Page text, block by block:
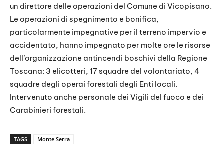
un direttore delle operazioni del Comune di Vicopisano.
Le operazioni di spegnimento e bonifica,
particolarmente impegnative per il terreno impervio e
accidentato, hanno impegnato per molte ore le risorse
dell’organizzazione antincendi boschivi della Regione
Toscana: 3 elicotteri, 17 squadre del volontariato, 4
squadre degli operai forestali degli Enti locali.
Intervenuto anche personale dei Vigili del fuoco e dei
Carabinieri forestali.
TAGS Monte Serra